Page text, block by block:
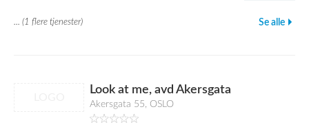
... (1 flere tjenester) Se alle
Look at me, avd Akersgata
Akersgata 55, OSLO